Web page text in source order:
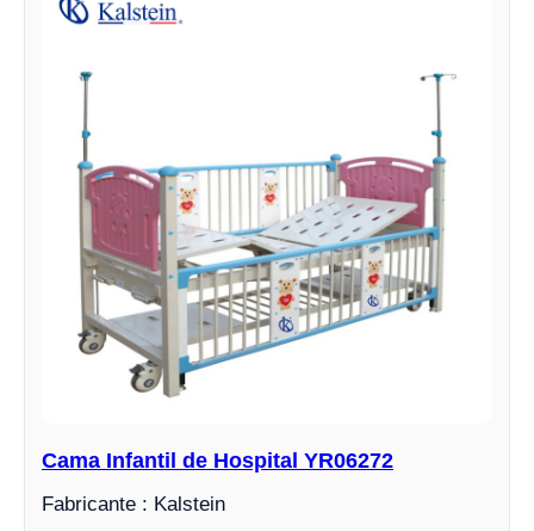
Cama Infantil de Hospital YR06272
Fabricante : Kalstein